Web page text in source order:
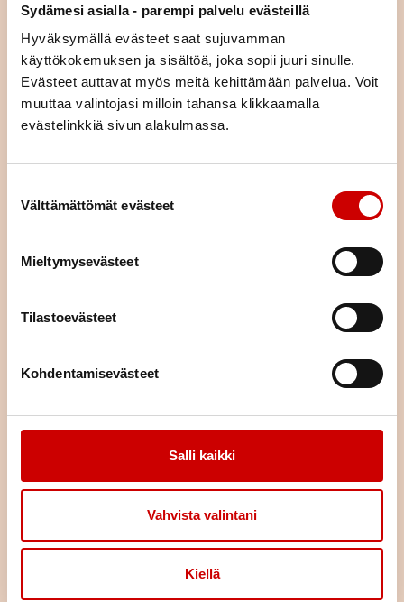
Sydämesi asialla - parempi palvelu evästeillä
Hyväksymällä evästeet saat sujuvamman
käyttökokemuksen ja sisältöä, joka sopii juuri sinulle.
Evästeet auttavat myös meitä kehittämään palvelua. Voit
muuttaa valintojasi milloin tahansa klikkaamalla
evästelinkkiä sivun alakulmassa.
Välttämättömät evästeet
Mieltymysevästeet
Tilastoevästeet
Kohdentamisevästeet
Salli kaikki
Vahvista valintani
Kiellä
Lue seuraavaksi
Istuminen kuormittaa myös
sydäntä – näin työpäivään saa
lisää liikettä
LUE ARTIKKELI
johdoton tahdistin mahdollisti
Rasvan laatu reilaan – enemmän
pehmeää, vähemmän kovaa
LUE ARTIKKELI
Marjat apuna matala-asteisen
tulehduksen vähentämisessä
LUE ARTIKKELI
Mika Lemberg nousi
sängynpohjalta takaisin